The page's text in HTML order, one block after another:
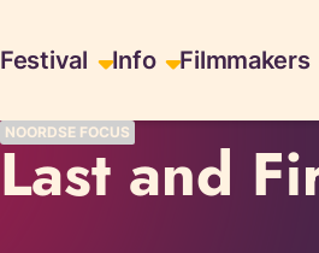
Festival Info Filmmakers
NOORDSE FOCUS
Last and